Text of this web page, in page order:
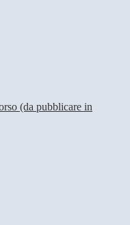
(da pubblicare in